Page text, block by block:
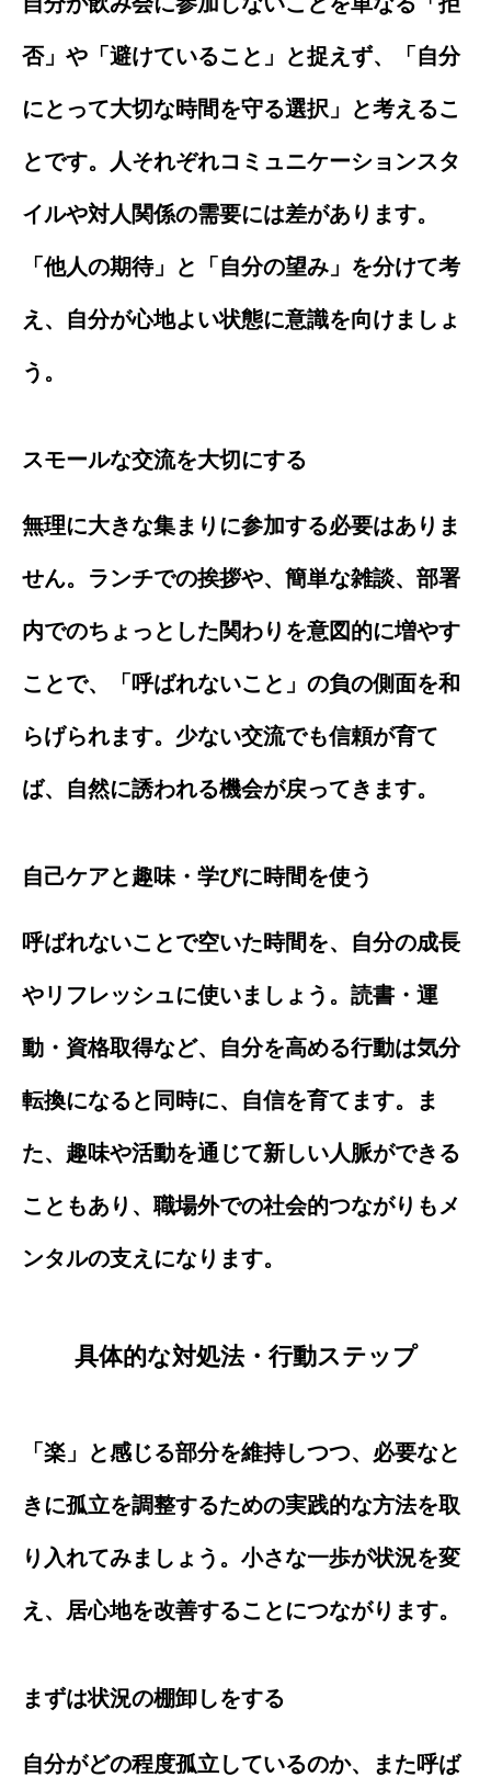
否」や「避けていること」と捉えず、「自分
にとって大切な時間を守る選択」と考えるこ
とです。人それぞれコミュニケーションスタ
イルや対人関係の需要には差があります。
「他人の期待」と「自分の望み」を分けて考
え、自分が心地よい状態に意識を向けましょ
う。
スモールな交流を大切にする
無理に大きな集まりに参加する必要はありま
せん。ランチでの挨拶や、簡単な雑談、部署
内でのちょっとした関わりを意図的に増やす
ことで、「呼ばれないこと」の負の側面を和
らげられます。少ない交流でも信頼が育て
ば、自然に誘われる機会が戻ってきます。
自己ケアと趣味・学びに時間を使う
呼ばれないことで空いた時間を、自分の成長
やリフレッシュに使いましょう。読書・運
動・資格取得など、自分を高める行動は気分
転換になると同時に、自信を育てます。ま
た、趣味や活動を通じて新しい人脈ができる
こともあり、職場外での社会的つながりもメ
ンタルの支えになります。
具体的な対処法・行動ステップ
「楽」と感じる部分を維持しつつ、必要なと
きに孤立を調整するための実践的な方法を取
り入れてみましょう。小さな一歩が状況を変
え、居心地を改善することにつながります。
まずは状況の棚卸しをする
自分がどの程度孤立しているのか、また呼ば